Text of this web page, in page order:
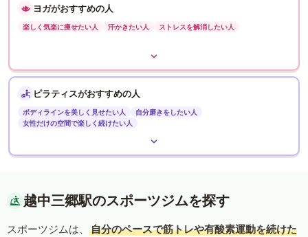
ヨガがおすすめの人
楽しく気楽に痩せたい人 汗かきたい人 ストレスを解消したい人
ピラティスがおすすめの人
ボディラインを美しく見せたい人
自分磨きをしたい人
女性だけの空間で楽しく続けたい人
越中三郷駅のスポーツジムを探す
スポーツジムは、
自分のペースで筋トレや有酸素運動を続けた